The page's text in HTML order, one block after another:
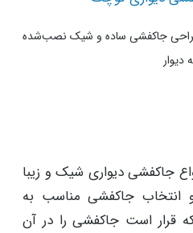
جاکفشی ساده و شیک نصب‌شده
دیوار
جاکفشی دیواری شیک و زیبا
انتخاب جاکفشی مناسب به
قرار است جاکفشی را در آن